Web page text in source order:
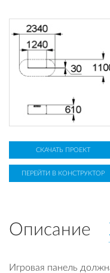
СКАЧАТЬ ПРОЕКТ
ПЕРЕЙТИ В КОНСТРУКТОР
Описание
Игровая панель